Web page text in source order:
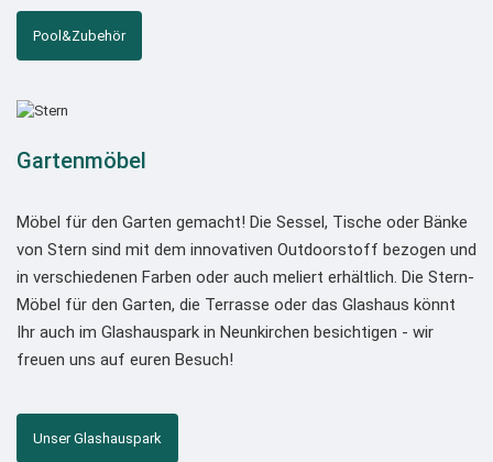
Pool&Zubehör
Gartenmöbel
Möbel für den Garten gemacht! Die Sessel, Tische oder Bänke
von Stern sind mit dem innovativen Outdoorstoff bezogen und
in verschiedenen Farben oder auch meliert erhältlich. Die Stern-
Möbel für den Garten, die Terrasse oder das Glashaus könnt
Ihr auch im Glashauspark in Neunkirchen besichtigen - wir
freuen uns auf euren Besuch!
Unser Glashauspark